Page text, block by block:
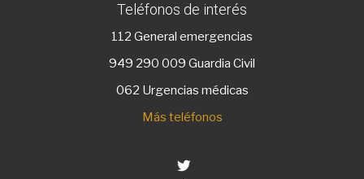
Teléfonos de interés
112 General emergencias
949 290 009 Guardia Civil
062 Urgencias médicas
Más teléfonos